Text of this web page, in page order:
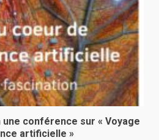
une conférence sur « Voyage
artificielle »